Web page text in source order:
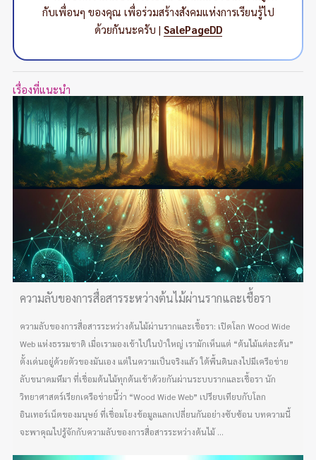
กับเพื่อนๆ ของคุณ เพื่อร่วมสร้างสังคมแห่งการเรียนรู้ไป
ด้วยกันนะครับ | SalePageDD
เรื่องที่แนะนำ
ความลับของการสื่อสารระหว่างต้นไม้ผ่านรากและเชื้อรา
ความลับของการสื่อสารระหว่างต้นไม้ผ่านรากและเชื้อรา: เปิดโลก Wood Wide
Web แห่งธรรมชาติ เมื่อเรามองเข้าไปในป่าใหญ่ เรามักเห็นแต่ “ต้นไม้แต่ละต้น”
ตั้งเด่นอยู่ด้วยตัวของมันเอง แต่ในความเป็นจริงแล้ว ใต้พื้นดินลงไปมีเครือข่าย
ลับขนาดมหึมา ที่เชื่อมต้นไม้ทุกต้นเข้าด้วยกันผ่านระบบรากและเชื้อรา นัก
วิทยาศาสตร์เรียกเครือข่ายนี้ว่า “Wood Wide Web” เปรียบเทียบกับโลก
อินเทอร์เน็ตของมนุษย์ ที่เชื่อมโยงข้อมูลแลกเปลี่ยนกันอย่างซับซ้อน บทความนี้
จะพาคุณไปรู้จักกับความลับของการสื่อสารระหว่างต้นไม้ ...